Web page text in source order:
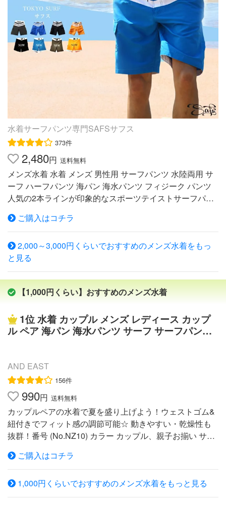
ステル100% SIZE（cm） メーカータグ表記 ウエスト 股上
股下 ワタリ 裾幅 S 79 75 28.5 24.5 29 25.5 M 85 79 29.5 2
5 30 27 L 88 85 30.5 26 31 28.5 LL 91 87 31.5 27 33 29 3L
97 94 32.5 28 33.5 29.5 4L 100 96 33.5 29 35 31.5 5L 105
98 35 30 35.5 32.5 ※サイズは平置き計測した実寸表記とな
っております生地の伸縮等により 1〜2cmの誤差が生じる
場合がございます。参考目安としてください。 ※メーカー
のタグ表記と実寸は異なる場合がございます。 ※機械によ
る生産過程において、どうしても生地を織る際の糸の継ぎ
目や多少のほつれなどが生じている場合がございます。ま
た洗い加工等でシワ、折り目等が発生する場合がございま
す。着用に問題ない商品は良品とさせていただきますので
ご了承ください。 ※スタジオでストロボを使用した撮影を
行っております。ご利用の光源、モニター環境により、実
際のものと素材感・色が若干異なって見える場合がありま
すので、ご了承ください。 ※プリントデザインの商品は高
温の場所でご着用頂く場合色移りすることが有りますので
ご注意ください。
から、去年買い損ねた〜という方今年はゲットしてね★
男の体にマッチする、当店の自信作です！！！ ■店長から
商品詳細について■ ◎当店オリジナルブランド「GUYBO
ND」大人気ベーシックな無地サーフパンツ！ とにかくシ
ンプルイズベスト！という方にオススメ☆海だけじゃもっ
たいない！タウンでも使えちゃう？！ ◎人気のブラック
☆真摯なネイビー★COOLなグレー☆選りすぐりの三色展
開っ！！ どれにしようか迷ったら色違いもそろえちゃお
う！！ ◎ウエストはゴム使用で各色の紐で調節可能！両
サイドとバックには、何気に役立つポケット付き☆ しか
もバックポケットはマジックテープでの開閉機能あり！右
ポケット下にはオシャレな「GUYBOND」タグ付き♪ 内側
にはメッシュインナーサポーター付きだから、これ一枚で
もOK！！
水着サーフパンツ専門SAFSサフス
373件
2,480円 送料無料
メンズ水着 水着 メンズ 男性用 サーフパンツ 水陸両用 サ
ーフ ハーフパンツ 海パン 海水パンツ フィジーク パンツ
人気の2本ラインが印象的なスポーツテイストサーフパン
ったタイプです。両サイドにポケットがあり、左サイドは
ジッパー付きポケット。右下ももの部分は、フラップポケ
ットで、鍵などを止められるゴムフィルターがついていま
す。カラーバリエーションは、ブラック、オレンジ、ブル
ー、チャコールグレーの4色展開、レディースサイズもあ
りペアで揃えることができます。 ブランド SAFS 商品名
メンズサーフパンツ ns-2596-07 サイズ サイズ ウエスト
22.5 27.5 L 77−94 54 34 24 28 LL 82−98 55 34.5 25 28.5 3
L 86−102 56 35 26 29.5 4L 91−107 58 35.5 27 30 カラー
エステル100% 後ろだけゴムが入っているボードショーツ
タイプ 生産国 ミャンマー製 関連カテゴリー・コンテンツ
カテゴリー メンズサーフパンツ ラッシュガード スイムイ
ンナー コンテンツ メンズコレクション ペアで揃えるサー
フパンツ 商品関連キーワード 水着 メンズ サーフパン
ツ メンズ ボードショーツ メンズ 海水パンツ リゾ
ート 旅行 プール 海 海外旅行 沖縄 夏 スイムパ
ンツ 水陸両用 海パン メンズ タウンユース 街 ビ
ハーフパンツ スイムウェア 水遊び タイダイ おそろ
い メーカー希望小売価格はメーカーサイトに基づいて掲
載しています。●インナーパンツ みせパンはこちら ●こ
ご購入はコチラ
2,000～3,000円くらいでおすすめのメンズ水着をもっ
と見る
【1,000円くらい】おすすめのメンズ水着
1位水着 カップル メンズ レディース カップ
ル ペア 海パン 海水パンツ サーフ サーフパンツ
AND EAST
156件
990円 送料無料
カップルペアの水着で夏を盛り上げよう！ウェストゴム&
紐付きでフィット感の調節可能☆ 動きやすい・乾燥性も
抜群！番号 (No.NZ10) カラー カップル、親子お揃い サイ
さい。 素材 100％ポリエステル繊維 仕様 ・インナーなし
洗濯時の注意点 ・白物と色柄ものは分けて洗いましょ
う。白物を先に洗うと色移りの心配がありません。 ・液
温は30度を限度として、洗濯ができる。 ・漂白剤による
ご購入はコチラ
1,000円くらいでおすすめのメンズ水着をもっと見る